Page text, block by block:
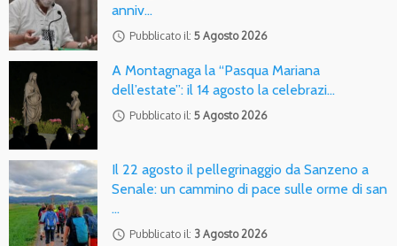
anniv…
access_time Pubblicato il: 5 Agosto 2026
A Montagnaga la “Pasqua Mariana
dell’estate”: il 14 agosto la celebrazi…
access_time Pubblicato il: 5 Agosto 2026
Il 22 agosto il pellegrinaggio da Sanzeno a
Senale: un cammino di pace sulle orme di san
…
access_time Pubblicato il: 3 Agosto 2026